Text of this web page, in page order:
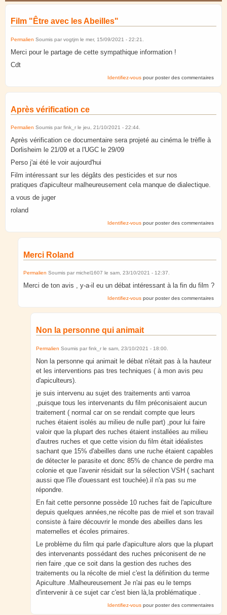
Film "Être avec les Abeilles"
Permalien Soumis par vogtjm le mer, 15/09/2021 - 22:21
Merci pour le partage de cette sympathique information !
Cdt
Identifiez-vous pour poster des commentaires
Après vérification ce
Permalien Soumis par fink_r le jeu, 21/10/2021 - 22:44
Après vérification ce documentaire sera projeté au cinéma le trèfle à
Dorlisheim le 21/09 et a l'UGC le 29/09
Perso j'ai été le voir aujourd'hui
Film intéressant sur les dégâts des pesticides et sur nos
pratiques d'apiculteur malheureusement cela manque de dialectique.
a vous de juger
roland
Identifiez-vous pour poster des commentaires
Merci Roland
Permalien Soumis par michel1607 le sam, 23/10/2021 - 12:37.
Merci de ton avis , y-a-il eu un débat intéressant à la fin du film ?
Identifiez-vous pour poster des commentaires
Non la personne qui animait
Permalien Soumis par fink_r le sam, 23/10/2021 - 18:00
Non la personne qui animait le débat n'était pas à la hauteur
et les interventions pas tres techniques ( à mon avis peu
d'apiculteurs).
je suis intervenu au sujet des traitements anti varroa
,puisque tous les intervenants du film préconisaient aucun
traitement ( normal car on se rendait compte que leurs
ruches étaient isolés au milieu de nulle part) ,pour lui faire
valoir que la plupart des ruches étaient installées au milieu
d'autres ruches et que cette vision du film était idéalistes
sachant que 15% d'abeilles dans une ruche étaient capables
de détecter le parasite et donc 85% de chance de perdre ma
colonie et que l'avenir résidait sur la sélection VSH ( sachant
aussi que l'île d'ouessant est touchée).il n'a pas su me
répondre.
En fait cette personne possède 10 ruches fait de l'apiculture
depuis quelques années,ne récolte pas de miel et son travail
consiste à faire découvrir le monde des abeilles dans les
maternelles et écoles primaires.
Le problème du film qui parle d'apiculture alors que la plupart
des intervenants possédant des ruches préconisent de ne
rien faire ,que ce soit dans la gestion des ruches des
traitements ou la récolte de miel c'est la définition du terme
Apiculture .Malheureusement Je n'ai pas eu le temps
d'intervenir à ce sujet car c'est bien là,la problématique .
Identifiez-vous pour poster des commentaires